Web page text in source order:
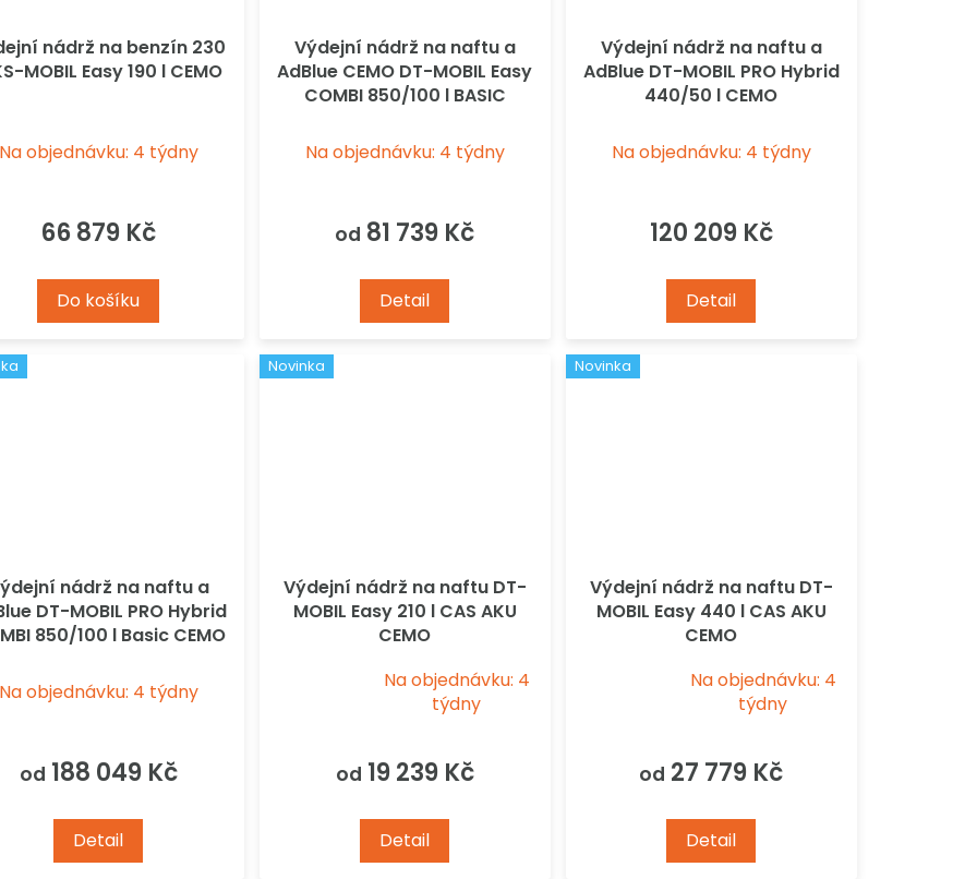
nádrž na benzín 230
MOBIL Easy 190 l CEMO
objednávku: 4 týdny
66 879 Kč
Do košíku
Výdejní nádrž na naftu a
AdBlue CEMO DT-MOBIL Easy
COMBI 850/100 l BASIC
Na objednávku: 4 týdny
od 81 739 Kč
Detail
Výdejní nádrž na naftu a
AdBlue DT-MOBIL PRO Hybrid
440/50 l CEMO
Na objednávku: 4 týdny
120 209 Kč
Detail
nádrž na naftu a
DT-MOBIL PRO Hybrid
850/100 l Basic CEMO
objednávku: 4 týdny
od 188 049 Kč
Detail
Novinka
Výdejní nádrž na naftu DT-
MOBIL Easy 210 l CAS AKU
CEMO
hvězdiček.
Na objednávku: 4
týdny
od 19 239 Kč
Detail
Novinka
Výdejní nádrž na naftu DT-
MOBIL Easy 440 l CAS AKU
CEMO
hvězdiček.
Na objednávku: 4
týdny
od 27 779 Kč
Detail